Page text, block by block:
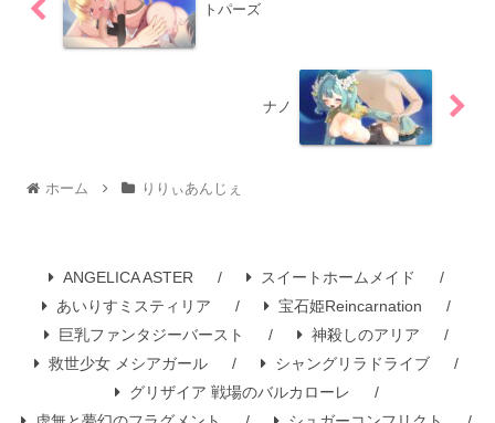
トパーズ
ナノ
ホーム りりぃあんじぇ
ANGELICA ASTER
スイートホームメイド
あいりすミスティリア
宝石姫Reincarnation
巨乳ファンタジーバースト
神殺しのアリア
救世少女 メシアガール
シャングリラドライブ
グリザイア 戦場のバルカローレ